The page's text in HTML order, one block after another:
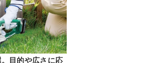
目的や広さに応